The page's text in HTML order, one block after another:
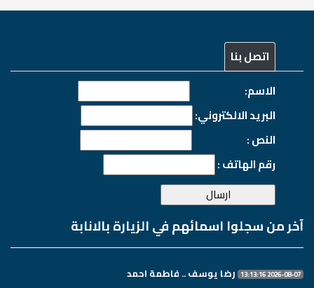
اتصل بنا
الاسم:
البريد الالكتروني:
النص :
رقم الهاتف :
آخر من سجلوا اسمائهم في الزيارة بالانابة
2026-08-07 13:13:16 رضا يوسف .. فاطمة احمد